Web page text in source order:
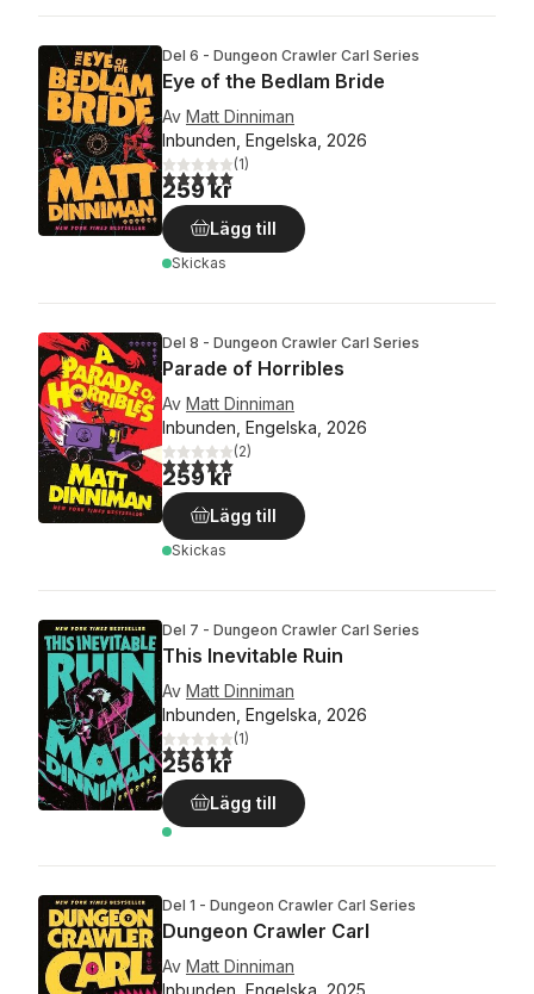
Del 6 - Dungeon Crawler Carl Series
Eye of the Bedlam Bride
Av Matt Dinniman
Inbunden, Engelska, 2026
5,0utav 5 stjärnor. Totalt antal röster:
(1)
259 kr
Lägg till
Skickas
Del 8 - Dungeon Crawler Carl Series
Parade of Horribles
Av Matt Dinniman
Inbunden, Engelska, 2026
5,0utav 5 stjärnor. Totalt antal röster:
(2)
259 kr
Lägg till
Skickas
Del 7 - Dungeon Crawler Carl Series
This Inevitable Ruin
Av Matt Dinniman
Inbunden, Engelska, 2026
5,0utav 5 stjärnor. Totalt antal röster:
(1)
256 kr
Lägg till
Del 1 - Dungeon Crawler Carl Series
Dungeon Crawler Carl
Av Matt Dinniman
Inbunden, Engelska, 2025